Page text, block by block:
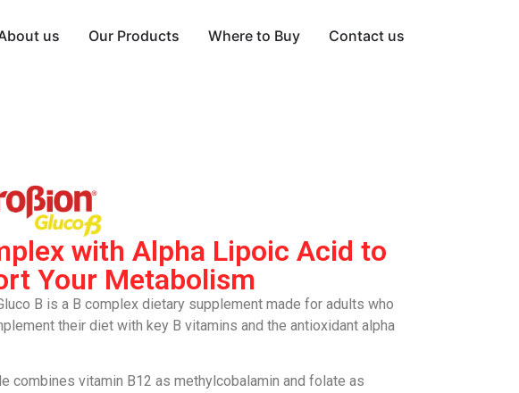
us Our Products Where to Buy Contact us
with Alpha Lipoic Acid to
Your Metabolism
B is a B complex dietary supplement made for adults who
their diet with key B vitamins and the antioxidant alpha
combines vitamin B12 as methylcobalamin and folate as